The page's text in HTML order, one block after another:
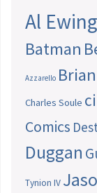
Al Ewing
Batman
Azzarello
Charles Soule
Comics
Duggan
Tynion IV